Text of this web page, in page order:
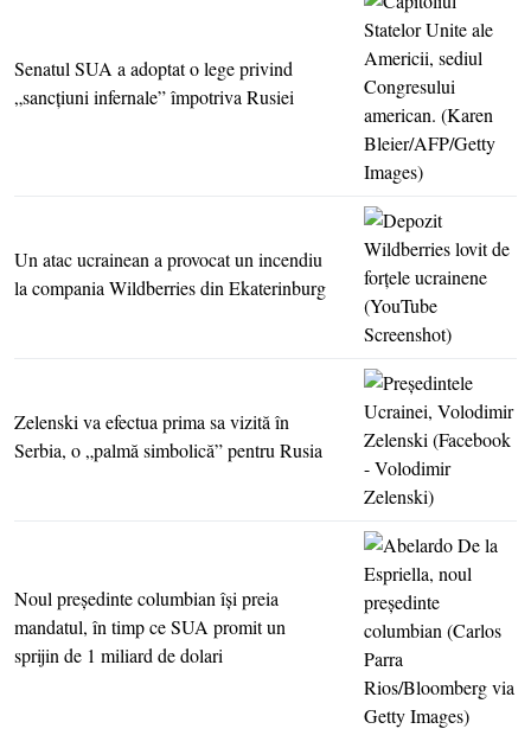
Senatul SUA a adoptat o lege privind
„sancţiuni infernale” împotriva Rusiei
Un atac ucrainean a provocat un incendiu
la compania Wildberries din Ekaterinburg
Zelenski va efectua prima sa vizită în
Serbia, o „palmă simbolică” pentru Rusia
Noul preşedinte columbian îşi preia
mandatul, în timp ce SUA promit un
sprijin de 1 miliard de dolari